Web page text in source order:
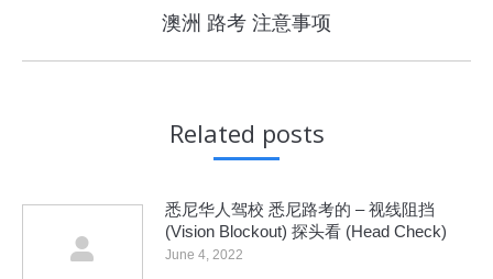
Next
post:
澳洲 路考 注意事项
Related posts
悉尼华人驾校 悉尼路考的 – 视线阻挡
(Vision Blockout) 探头看 (Head Check)
June 4, 2022